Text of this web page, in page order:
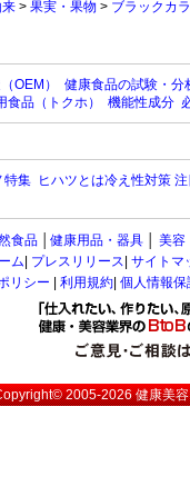
> 果実・果物 > ブラックカ
OEM）
健康食品の試験・分
食品（トクホ） 機能性成分
特集 ヒハツとは冷え性対策
食品 健康用品・器具 美容
ム プレスリリース サイトマ
リシー
利用規約 個人情報
2005-2026健康美